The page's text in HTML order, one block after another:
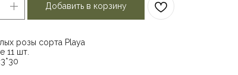
Добавить в корзину
розы сорта Playa
11 шт.